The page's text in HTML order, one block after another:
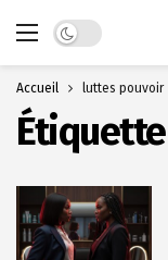
Dark mode
Accueil luttes pouvoir